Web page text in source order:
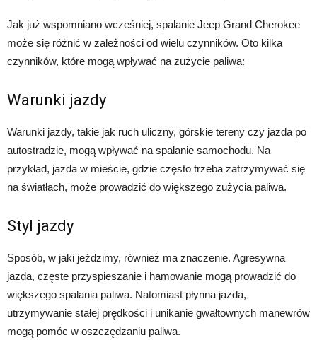
Jak już wspomniano wcześniej, spalanie Jeep Grand Cherokee
może się różnić w zależności od wielu czynników. Oto kilka
czynników, które mogą wpływać na zużycie paliwa:
Warunki jazdy
Warunki jazdy, takie jak ruch uliczny, górskie tereny czy jazda po
autostradzie, mogą wpływać na spalanie samochodu. Na
przykład, jazda w mieście, gdzie często trzeba zatrzymywać się
na światłach, może prowadzić do większego zużycia paliwa.
Styl jazdy
Sposób, w jaki jeździmy, również ma znaczenie. Agresywna
jazda, częste przyspieszanie i hamowanie mogą prowadzić do
większego spalania paliwa. Natomiast płynna jazda,
utrzymywanie stałej prędkości i unikanie gwałtownych manewrów
mogą pomóc w oszczędzaniu paliwa.